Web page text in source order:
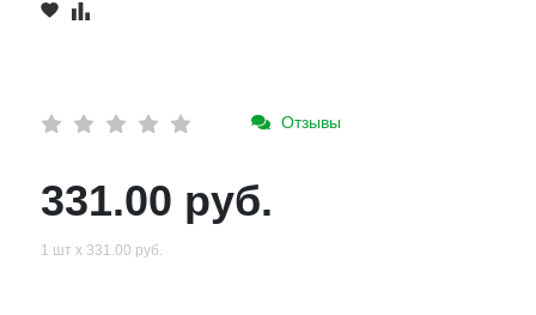
Отзывы
331.00 руб.
1 шт х 331.00 руб.